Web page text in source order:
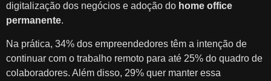
digitalização dos negócios e adoção do home office
permanente.
Na prática, 34% dos empreendedores têm a intenção de
continuar com o trabalho remoto para até 25% do quadro de
colaboradores. Além disso, 29% quer manter essa